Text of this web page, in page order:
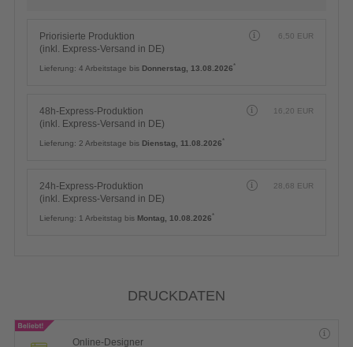
Priorisierte Produktion
(inkl. Express-Versand in DE)
6,50 EUR
Lieferung: 4 Arbeitstage bis Donnerstag, 13.08.2026*
48h-Express-Produktion
(inkl. Express-Versand in DE)
16,20 EUR
Lieferung: 2 Arbeitstage bis Dienstag, 11.08.2026*
24h-Express-Produktion
(inkl. Express-Versand in DE)
28,68 EUR
Lieferung: 1 Arbeitstag bis Montag, 10.08.2026*
DRUCKDATEN
Online-Designer